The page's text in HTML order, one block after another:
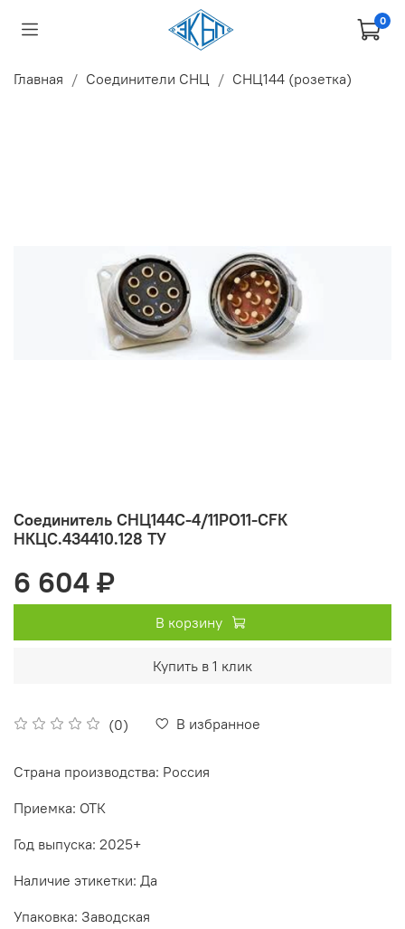
0
Главная Соединители СНЦ СНЦ144 (розетка)
Соединитель СНЦ144С-4/11РО11-CFК
НКЦС.434410.128 ТУ
(0) В избранное
6 604 ₽
В корзину
Купить в 1 клик
Страна производства: Россия
Приемка: ОТК
Год выпуска: 2025+
Наличие этикетки: Да
Упаковка: Заводская